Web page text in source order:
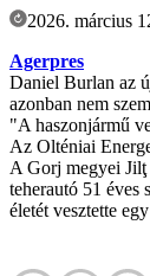
2026. március
Agerpres
Daniel Burlan az
azonban nem
"A haszonjármű
Az Olténiai
A Gorj megyei Jilţ
teherautó 51 éves
életét vesztette